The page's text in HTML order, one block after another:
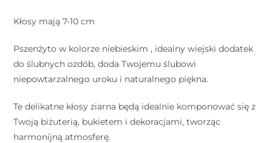
Kłosy mają 7-10 cm
Pszenżyto w kolorze niebieskim , idealny wiejski dodatek
do ślubnych ozdób, doda Twojemu ślubowi
niepowtarzalnego uroku i naturalnego piękna.
Te delikatne kłosy ziarna będą idealnie komponować się z
Twoją biżuterią, bukietem i dekoracjami, tworząc
harmonijną atmosferę.